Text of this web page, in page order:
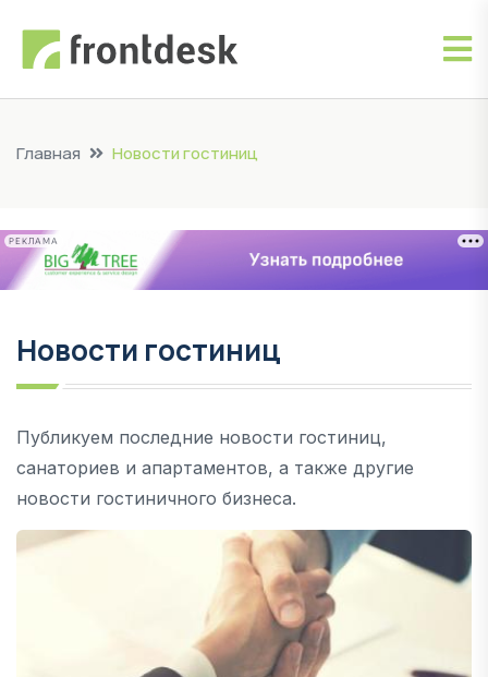
Главная Новости гостиниц
РЕКЛАМА
Новости гостиниц
Публикуем последние новости гостиниц,
санаториев и апартаментов, а также другие
новости гостиничного бизнеса.